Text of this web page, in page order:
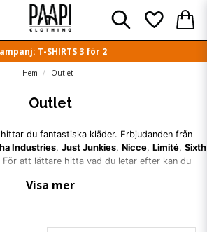
T-SHIRTS 3 för 2
Hem Outlet
Outlet
du fantastiska kläder. Erbjudanden från
Industries, Just Junkies, Nicce, Limité, Sixth
För att lättare hitta vad du letar efter kan du
herrkläder!
Visa mer